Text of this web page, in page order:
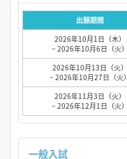
出願期間
2026年10月1日（木）
~ 2026年10月6日（火）
2026年10月13日（火）
~ 2026年10月27日（火）
2026年11月3日（火）
~ 2026年12月1日（火）